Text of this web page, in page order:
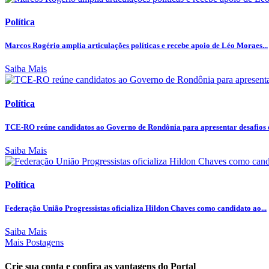
Política
Marcos Rogério amplia articulações políticas e recebe apoio de Léo Moraes...
Saiba Mais
Política
TCE-RO reúne candidatos ao Governo de Rondônia para apresentar desafios
Saiba Mais
Política
Federação União Progressistas oficializa Hildon Chaves como candidato ao...
Saiba Mais
Mais Postagens
Crie sua conta e confira as vantagens do Portal